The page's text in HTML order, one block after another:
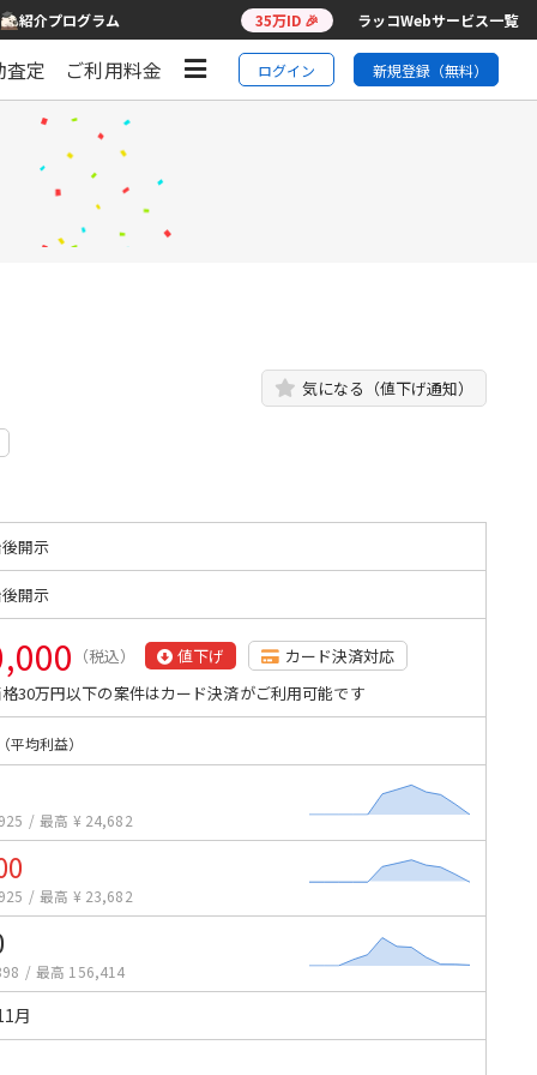
紹介プログラム 35万ID 🎉 ラッコWebサービス一覧
査定 ご利用料金 ログイン 新規登録（無料）
気になる（値下げ通知）
開示
開示
（税込） 値下げ
カード決済対応
30万円以下の案件はカード決済がご利用可能です
（平均利益）
/ 最高 ¥ 24,682
/ 最高 ¥ 23,682
/ 最高 156,414
月